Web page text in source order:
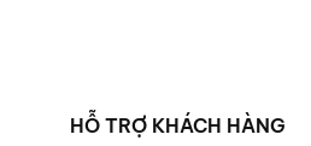
HỖ TRỢ KHÁCH HÀNG